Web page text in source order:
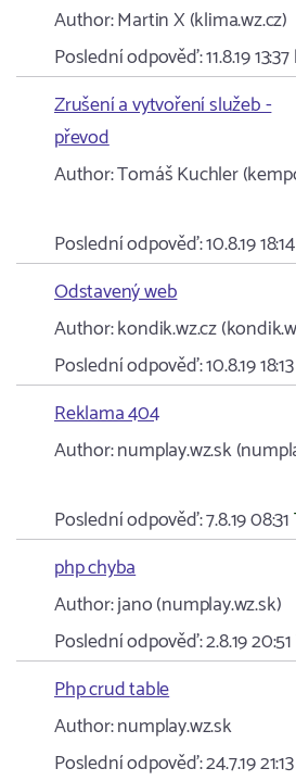
Author:Martin X (klima.wz.cz)
Poslední odpověď:11.8.19 13:37
Zrušení a vytvoření služeb -
převod
Author:Tomáš Kuchler
Poslední odpověď:10.8.19 18:14
Odstavený web
Author:kondik.wz.cz
Poslední odpověď:10.8.19 18:13
Reklama 404
Author:numplay.wz.sk
Poslední odpověď:7.8.19 08:31
php chyba
Author:jano (numplay.wz.sk)
Poslední odpověď:2.8.19 20:51
Php crud table
Author:numplay.wz.sk
Poslední odpověď:24.7.19 21:13